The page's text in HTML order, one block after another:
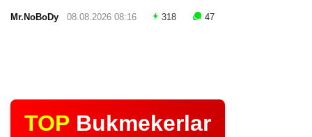
Mr.NoBoDy 08.08.2026 08:16 318 47
TOP Bukmekerlar